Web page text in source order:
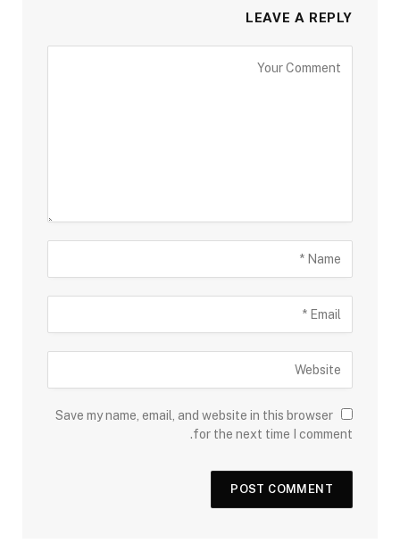
LEAVE A REPLY
Save my name, email, and website in this browser
for the next time I comment.